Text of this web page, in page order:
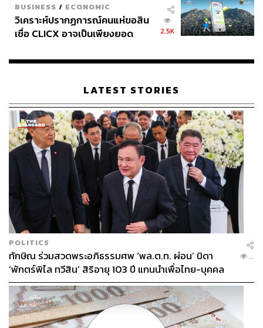
BUSINESS / ECONOMIC
วิเคราะห์ปรากฏการณ์คนแห่ขอสิน
เชื่อ CLICX อาจเป็นเพียงยอด
เรือนไทยที่ถูกซุกไว้
2.5K
LATEST STORIES
POLITICS
ทักษิณ ร่วมสวดพระอภิธรรมศพ ‘พล.ต.ท. ผ่อน’ บิดา
‘พักตร์พิไล ทวีสิน’ สิริอายุ 103 ปี แกนนำเพื่อไทย-บุคคล
หลากวงการร่วมอาลัย
...